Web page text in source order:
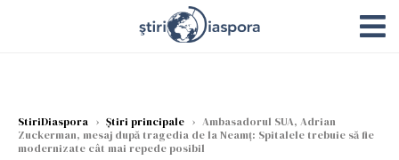
StiriDiaspora › Știri principale › Ambasadorul SUA, Adrian
Zuckerman, mesaj după tragedia de la Neamţ: Spitalele trebuie să fie
modernizate cât mai repede posibil